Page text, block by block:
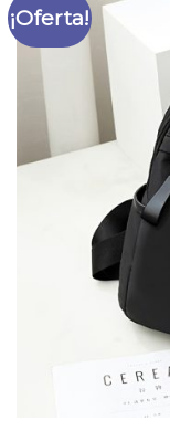
¡Oferta!